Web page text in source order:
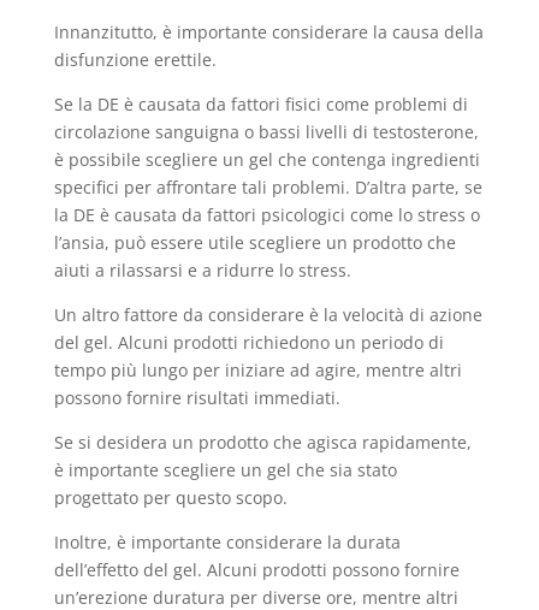
Innanzitutto, è importante considerare la causa della
disfunzione erettile.
Se la DE è causata da fattori fisici come problemi di
circolazione sanguigna o bassi livelli di testosterone,
è possibile scegliere un gel che contenga ingredienti
specifici per affrontare tali problemi. D’altra parte, se
la DE è causata da fattori psicologici come lo stress o
l’ansia, può essere utile scegliere un prodotto che
aiuti a rilassarsi e a ridurre lo stress.
Un altro fattore da considerare è la velocità di azione
del gel. Alcuni prodotti richiedono un periodo di
tempo più lungo per iniziare ad agire, mentre altri
possono fornire risultati immediati.
Se si desidera un prodotto che agisca rapidamente,
è importante scegliere un gel che sia stato
progettato per questo scopo.
Inoltre, è importante considerare la durata
dell’effetto del gel. Alcuni prodotti possono fornire
un’erezione duratura per diverse ore, mentre altri